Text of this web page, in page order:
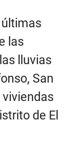
últimas
las
lluvias
San
viviendas
de El